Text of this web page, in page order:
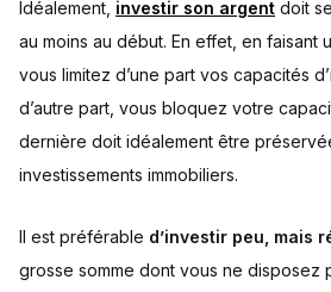
Idéalement, investir son argent doit
au moins au début. En effet, en faisant
vous limitez d’une part vos capacités
d’autre part, vous bloquez votre
dernière doit idéalement être
investissements immobiliers.
Il est préférable d’investir peu, mais
grosse somme dont vous ne disposez